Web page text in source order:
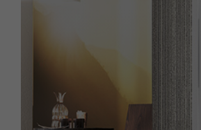
Somos fabricantes y
buscamos la exclusividad
productos tras unos
cuidados de diseño y